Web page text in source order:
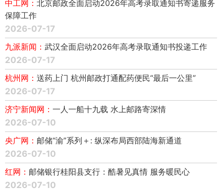
中工网： 北京邮政全面启动2026年高考录取通知书寄递服务
保障工作
2026-07-17
九派新闻： 武汉全面启动2026年高考录取通知书投递工作
2026-07-17
杭州网： 送药上门 杭州邮政打通配药便民“最后一公里”
2026-07-17
济宁新闻网： 一人一船十九载 水上邮路寄深情
2026-07-10
央广网： 邮储“渝”系列＋: 纵深布局西部陆海新通道
2026-07-10
红网： 邮储银行桂阳县支行：酷暑见真情 服务暖民心
2026-07-10